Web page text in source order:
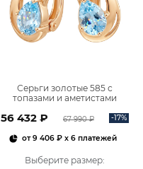
Серьги золотые 585 с
топазами и аметистами
56 432 ₽ 67 990 ₽ -17%
от9 406 ₽x 6 платежей
Выберите размер: